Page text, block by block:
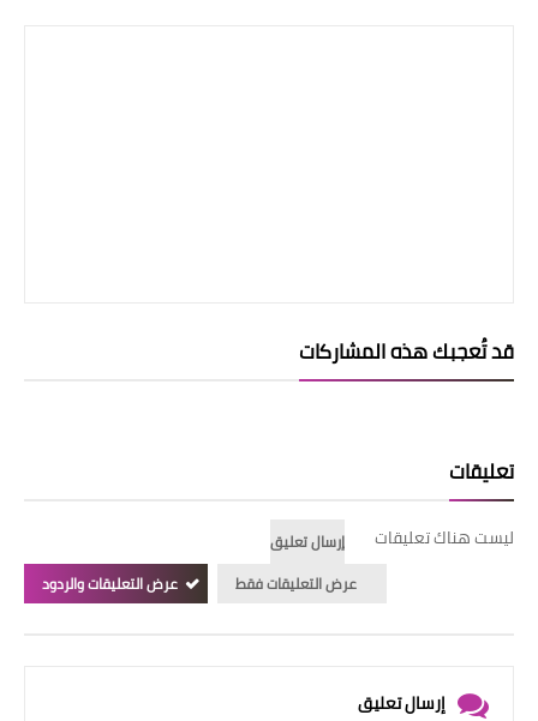
قد تُعجبك هذه المشاركات
تعليقات
ليست هناك تعليقات
إرسال تعليق
عرض التعليقات فقط
عرض التعليقات والردود
إرسال تعليق